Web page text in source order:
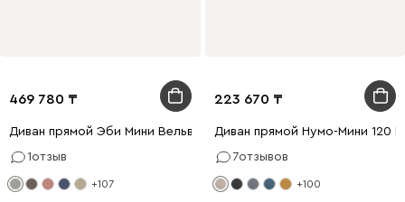
469 780
Диван прямой Эби Мини Вельвет Светло-серый
1отзыв
+107
223 670
Диван прямой Нумо-Мини 120
7отзывов
+100